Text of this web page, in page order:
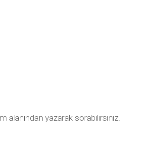
alanından yazarak sorabilirsiniz.